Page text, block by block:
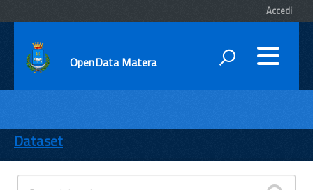
Accedi
OpenData Matera
ENTI
TEMI
INFORMAZIONI
Dataset